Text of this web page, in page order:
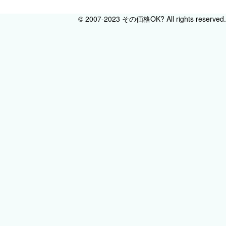
© 2007-2023 その価格OK? All rights reserved.